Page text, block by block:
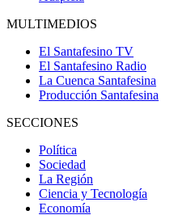
MULTIMEDIOS
El Santafesino TV
El Santafesino Radio
La Cuenca Santafesina
Producción Santafesina
SECCIONES
Política
Sociedad
La Región
Ciencia y Tecnología
Economía